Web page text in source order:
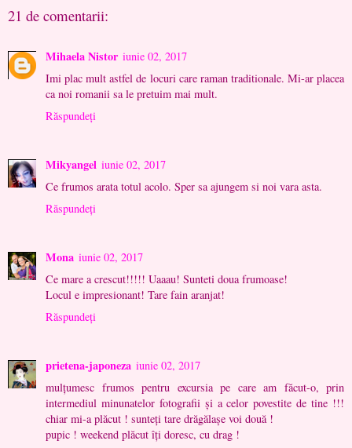
21 de comentarii:
Mihaela Nistor iunie 02, 2017
Imi plac mult astfel de locuri care raman traditionale. Mi-ar placea
ca noi romanii sa le pretuim mai mult.
Răspundeți
Mikyangel iunie 02, 2017
Ce frumos arata totul acolo. Sper sa ajungem si noi vara asta.
Răspundeți
Mona iunie 02, 2017
Ce mare a crescut!!!!! Uaaau! Sunteti doua frumoase!
Locul e impresionant! Tare fain aranjat!
Răspundeți
prietena-japoneza iunie 02, 2017
mulţumesc frumos pentru excursia pe care am făcut-o, prin
intermediul minunatelor fotografii şi a celor povestite de tine !!!
chiar mi-a plăcut ! sunteţi tare drăgălaşe voi două !
pupic ! weekend plăcut îţi doresc, cu drag !